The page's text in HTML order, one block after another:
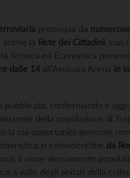
promossa da numerose
la Rete dei Cittadini , con
Tecnica ed Economica
dalle 14 all’Assicura Arena in
pubblicato, confermando e
della popolazione di
la cui opportunità generale
si estenderebbe da
il rione densamente
a valle degli abitati della